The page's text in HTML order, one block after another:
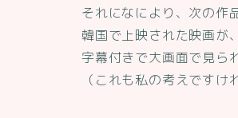
それになにより、次の作
韓国で上映された映画が
字幕付きで大画面で見ら
（これも私の考えですけ